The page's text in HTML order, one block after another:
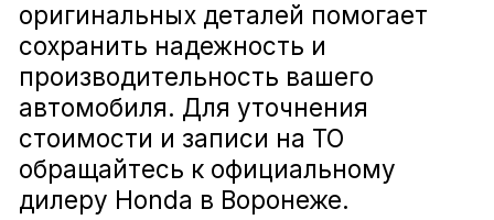
Диагностика ходовой части Honda Crosstour
автомобиль работал стабильно
и корректно.